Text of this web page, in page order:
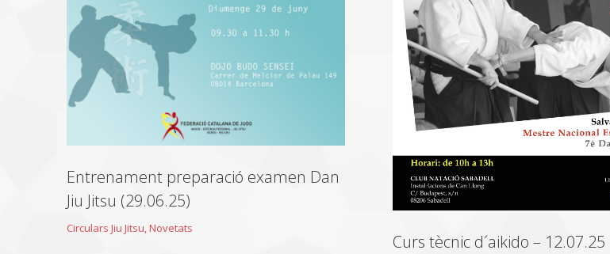
Curs tècnic d´aikido – 12.07.25
Entrenament preparació examen Dan
Jiu Jitsu (29.06.25)
Circulars Jiu Jitsu,Novetats